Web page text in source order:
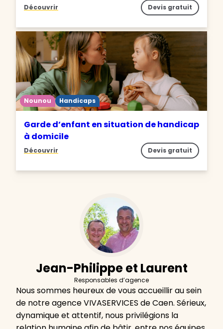
Découvrir Devis gratuit
Nounou Handicaps
Garde d’enfant en situation de handicap
à domicile
Découvrir Devis gratuit
Jean-Philippe et Laurent
Responsables d’agence
Nous sommes heureux de vous accueillir au sein
de notre agence VIVASERVICES de Caen. Sérieux,
dynamique et attentif, nous privilégions la